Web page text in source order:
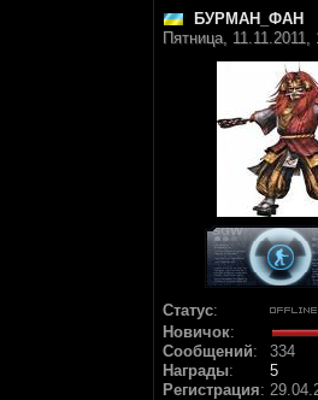
БУРМАН_ФАН
Пятница,
Статус:
Новичок:
Сообщений:
334
Награды:
5
Регистрация: